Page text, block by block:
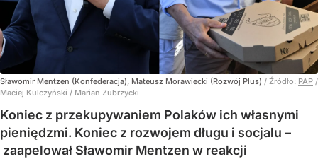
Sławomir Mentzen (Konfederacja), Mateusz Morawiecki (Rozwój Plus) / Źródło: PAP /
Maciej Kulczyński / Marian Zubrzycki
Koniec z przekupywaniem Polaków ich własnymi
pieniędzmi. Koniec z rozwojem długu i socjalu –
zaapelował Sławomir Mentzen w reakcji